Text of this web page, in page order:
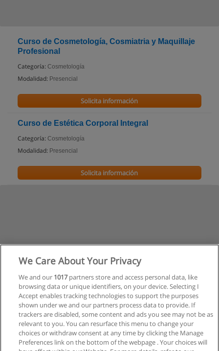
Curso de Cosmetología, Cosmiatria y Maquillaje
Profesional
Categoría: Cosmetología
Modalidad: Presencial
Solicita información
Curso de Estética Corporal Integral
Categoría: Cosmetología
Modalidad: Presencial
Solicita información
We Care About Your Privacy
We and our 1017partners store and access personal data, like
browsing data or unique identifiers, on your device. Selecting I
Accept enables tracking technologies to support the purposes
shown under we and our partners process data to provide. If
trackers are disabled, some content and ads you see may not be as
relevant to you. You can resurface this menu to change your
choices or withdraw consent at any time by clicking the Manage
Preferences link on the bottom of the webpage . Your choices will